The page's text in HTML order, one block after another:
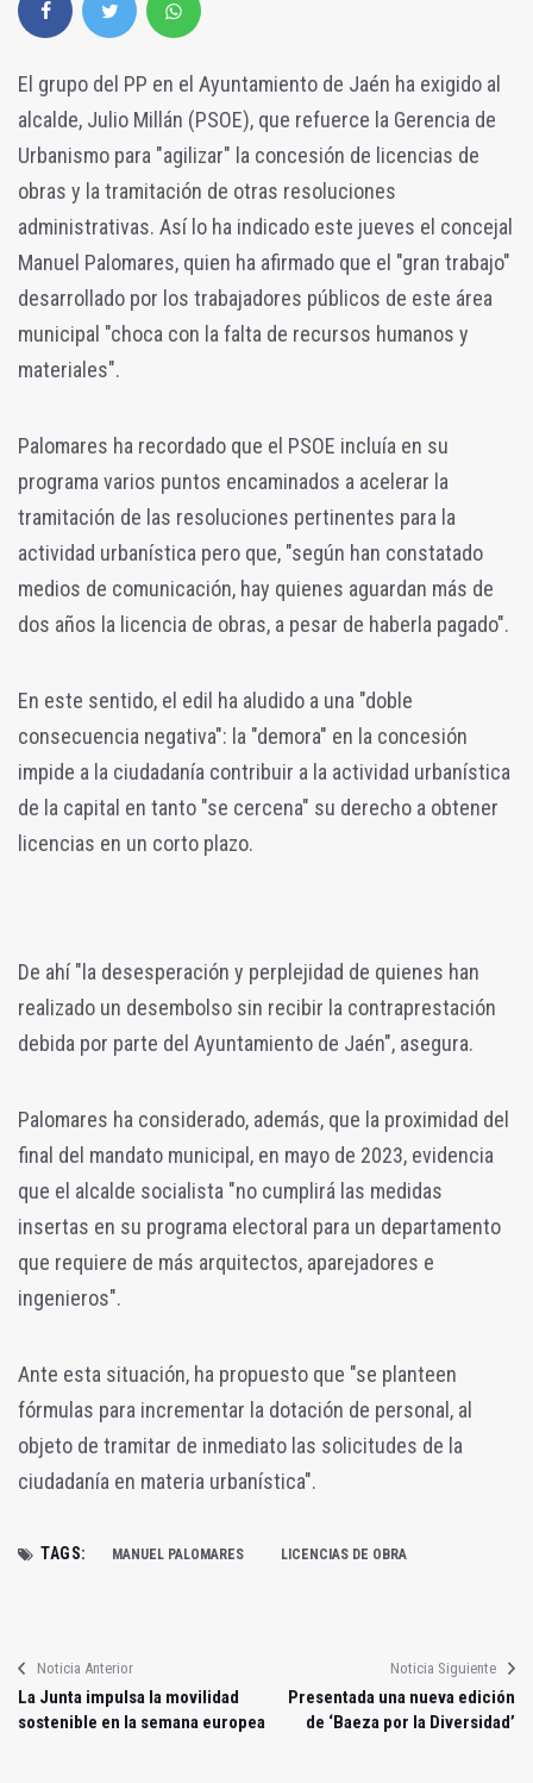
El grupo del PP en el Ayuntamiento de Jaén ha exigido al
alcalde, Julio Millán (PSOE), que refuerce la Gerencia de
Urbanismo para "agilizar" la concesión de licencias de
obras y la tramitación de otras resoluciones
administrativas. Así lo ha indicado este jueves el concejal
Manuel Palomares, quien ha afirmado que el "gran trabajo"
desarrollado por los trabajadores públicos de este área
municipal "choca con la falta de recursos humanos y
materiales".
Palomares ha recordado que el PSOE incluía en su
programa varios puntos encaminados a acelerar la
tramitación de las resoluciones pertinentes para la
actividad urbanística pero que, "según han constatado
medios de comunicación, hay quienes aguardan más de
dos años la licencia de obras, a pesar de haberla pagado".
En este sentido, el edil ha aludido a una "doble
consecuencia negativa": la "demora" en la concesión
impide a la ciudadanía contribuir a la actividad urbanística
de la capital en tanto "se cercena" su derecho a obtener
licencias en un corto plazo.
De ahí "la desesperación y perplejidad de quienes han
realizado un desembolso sin recibir la contraprestación
debida por parte del Ayuntamiento de Jaén", asegura.
Palomares ha considerado, además, que la proximidad del
final del mandato municipal, en mayo de 2023, evidencia
que el alcalde socialista "no cumplirá las medidas
insertas en su programa electoral para un departamento
que requiere de más arquitectos, aparejadores e
ingenieros".
Ante esta situación, ha propuesto que "se planteen
fórmulas para incrementar la dotación de personal, al
objeto de tramitar de inmediato las solicitudes de la
ciudadanía en materia urbanística".
TAGS: MANUEL PALOMARES LICENCIAS DE OBRA
Noticia Anterior
La Junta impulsa la movilidad
sostenible en la semana europea
Noticia Siguiente
Presentada una nueva edición
de ‘Baeza por la Diversidad’